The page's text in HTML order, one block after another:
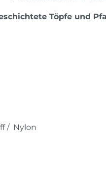
Töpfe und
/ Nylon